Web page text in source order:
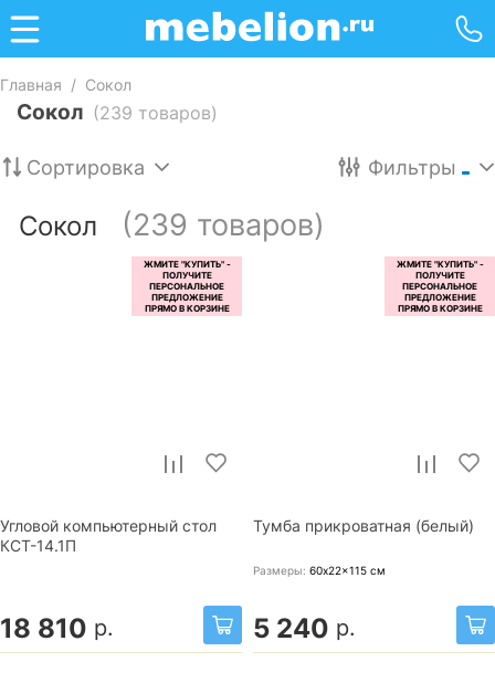
Главная / Сокол
Сокол (239 товаров)
Сортировка Фильтры
Сокол (239 товаров)
Угловой компьютерный стол
КСТ-14.1П
18 810 р.
Тумба прикроватная (белый)
Размеры: 60x22x115 см
5 240 р.